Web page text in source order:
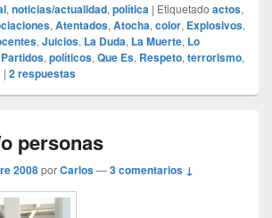
, noticias/actualidad, política | Etiquetado actos,
, Atentados, Atocha, color, Explosivos,
, Juicios, La Duda, La Muerte, Lo
Partidos, políticos, Que Es, Respeto, terrorismo,
| 2respuestas
personas
2008porCarlos—3 comentarios ↓